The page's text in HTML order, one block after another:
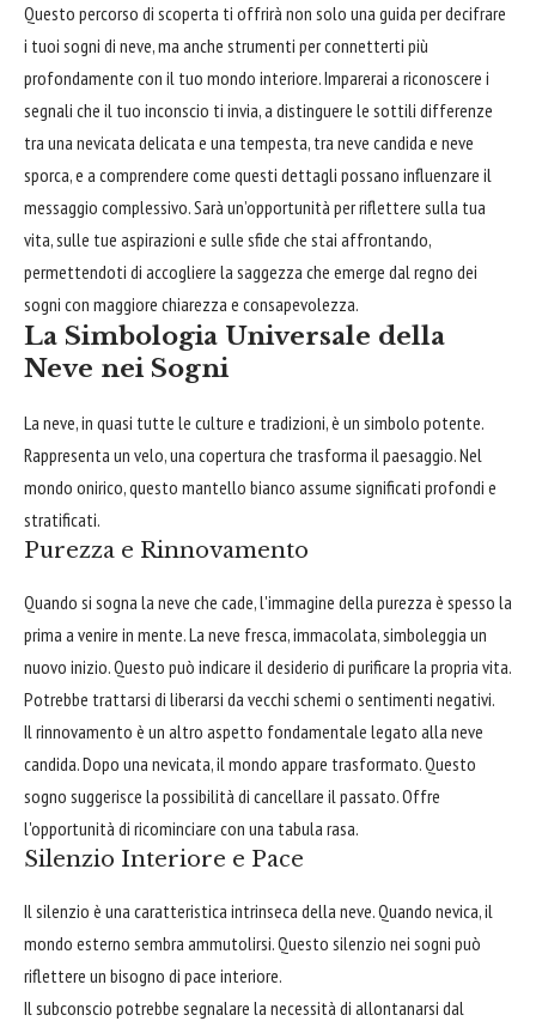
Questo percorso di scoperta ti offrirà non solo una guida per decifrare
i tuoi sogni di neve, ma anche strumenti per connetterti più
profondamente con il tuo mondo interiore. Imparerai a riconoscere i
segnali che il tuo inconscio ti invia, a distinguere le sottili differenze
tra una nevicata delicata e una tempesta, tra neve candida e neve
sporca, e a comprendere come questi dettagli possano influenzare il
messaggio complessivo. Sarà un’opportunità per riflettere sulla tua
vita, sulle tue aspirazioni e sulle sfide che stai affrontando,
permettendoti di accogliere la saggezza che emerge dal regno dei
sogni con maggiore chiarezza e consapevolezza.
La Simbologia Universale della
Neve nei Sogni
La neve, in quasi tutte le culture e tradizioni, è un simbolo potente.
Rappresenta un velo, una copertura che trasforma il paesaggio. Nel
mondo onirico, questo mantello bianco assume significati profondi e
stratificati.
Purezza e Rinnovamento
Quando si sogna la neve che cade, l'immagine della purezza è spesso la
prima a venire in mente. La neve fresca, immacolata, simboleggia un
nuovo inizio. Questo può indicare il desiderio di purificare la propria vita.
Potrebbe trattarsi di liberarsi da vecchi schemi o sentimenti negativi.
Il rinnovamento è un altro aspetto fondamentale legato alla neve
candida. Dopo una nevicata, il mondo appare trasformato. Questo
sogno suggerisce la possibilità di cancellare il passato. Offre
l'opportunità di ricominciare con una tabula rasa.
Silenzio Interiore e Pace
Il silenzio è una caratteristica intrinseca della neve. Quando nevica, il
mondo esterno sembra ammutolirsi. Questo silenzio nei sogni può
riflettere un bisogno di pace interiore.
Il subconscio potrebbe segnalare la necessità di allontanarsi dal